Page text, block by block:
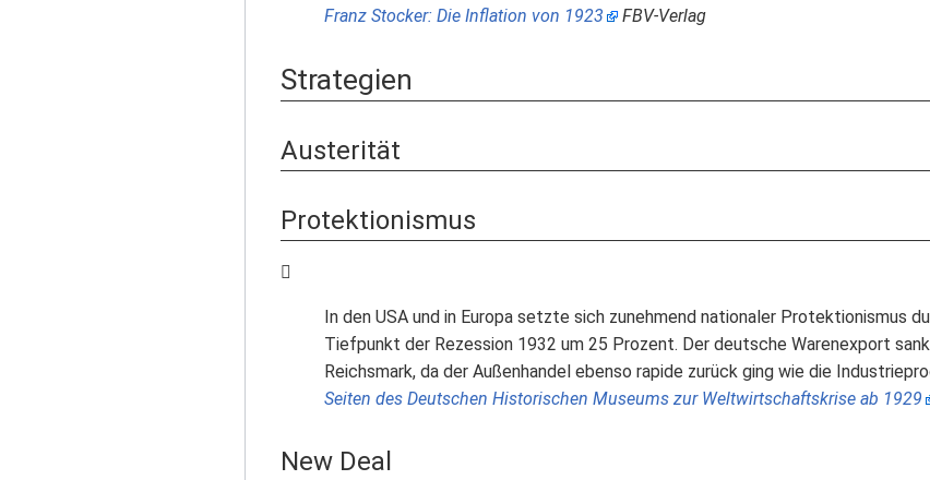
Franz Stocker: Die Inflation von 1923
FBV-Verlag
Strategien
Austerität
Protektionismus
In den USA und in Europa setzte sich zunehmend nationaler Protektionismus
Tiefpunkt der Rezession 1932 um 25 Prozent. Der deutsche Warenexport
Reichsmark, da der Außenhandel ebenso rapide zurück ging wie die
Seiten des Deutschen Historischen Museums zur Weltwirtschaftskrise ab 1929
New Deal